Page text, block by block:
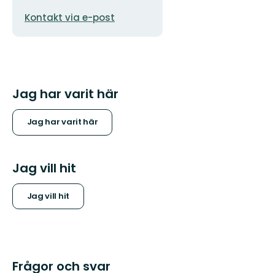
postadress
Kontakt via e-post
Jag har varit här
Jag har varit här
Jag vill hit
Jag vill hit
Frågor och svar